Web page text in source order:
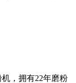
，拥有22年磨粉